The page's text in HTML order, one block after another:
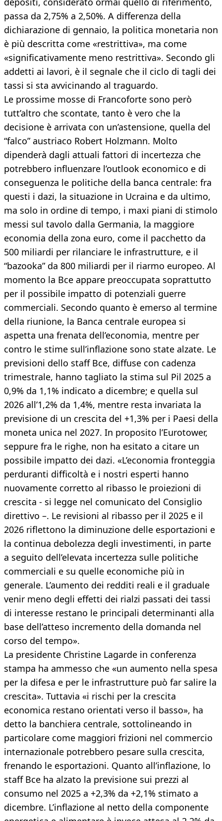
passa da 2,75% a 2,50%. A differenza della
dichiarazione di gennaio, la politica monetaria non
è più descritta come «restrittiva», ma come
«significativamente meno restrittiva». Secondo gli
addetti ai lavori, è il segnale che il ciclo di tagli dei
tassi si sta avvicinando al traguardo.
Le prossime mosse di Francoforte sono però
tutt’altro che scontate, tanto è vero che la
decisione è arrivata con un’astensione, quella del
“falco” austriaco Robert Holzmann. Molto
dipenderà dagli attuali fattori di incertezza che
potrebbero influenzare l’outlook economico e di
conseguenza le politiche della banca centrale: fra
questi i dazi, la situazione in Ucraina e da ultimo,
ma solo in ordine di tempo, i maxi piani di stimolo
messi sul tavolo dalla Germania, la maggiore
economia della zona euro, come il pacchetto da
500 miliardi per rilanciare le infrastrutture, e il
“bazooka” da 800 miliardi per il riarmo europeo. Al
momento la Bce appare preoccupata soprattutto
per il possibile impatto di potenziali guerre
commerciali. Secondo quanto è emerso al termine
della riunione, la Banca centrale europea si
aspetta una frenata dell’economia, mentre per
contro le stime sull’inflazione sono state alzate. Le
previsioni dello staff Bce, diffuse con cadenza
trimestrale, hanno tagliato la stima sul Pil 2025 a
0,9% da 1,1% indicato a dicembre; e quella sul
2026 all’1,2% da 1,4%, mentre resta invariata la
previsione di un crescita del +1,3% per i Paesi della
moneta unica nel 2027. In proposito l’Eurotower,
seppure fra le righe, non ha esitato a citare un
possibile impatto dei dazi. «L’economia fronteggia
perduranti difficoltà e i nostri esperti hanno
nuovamente corretto al ribasso le proiezioni di
crescita - si legge nel comunicato del Consiglio
direttivo –. Le revisioni al ribasso per il 2025 e il
2026 riflettono la diminuzione delle esportazioni e
la continua debolezza degli investimenti, in parte
a seguito dell’elevata incertezza sulle politiche
commerciali e su quelle economiche più in
generale. L’aumento dei redditi reali e il graduale
venir meno degli effetti dei rialzi passati dei tassi
di interesse restano le principali determinanti alla
base dell’atteso incremento della domanda nel
corso del tempo».
La presidente Christine Lagarde in conferenza
stampa ha ammesso che «un aumento nella spesa
per la difesa e per le infrastrutture può far salire la
crescita». Tuttavia «i rischi per la crescita
economica restano orientati verso il basso», ha
detto la banchiera centrale, sottolineando in
particolare come maggiori frizioni nel commercio
internazionale potrebbero pesare sulla crescita,
frenando le esportazioni. Quanto all’inflazione, lo
staff Bce ha alzato la previsione sui prezzi al
consumo nel 2025 a +2,3% da +2,1% stimato a
dicembre. L’inflazione al netto della componente